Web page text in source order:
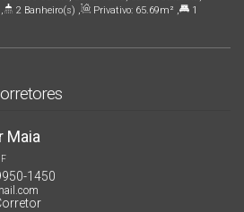
, 2 Banheiro(s) , Privativo: 65.69m² ,
1
Maia
1450